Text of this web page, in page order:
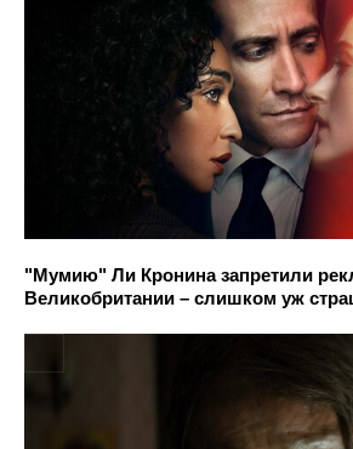
"Мумию" Ли Кронина запретили
Великобритании – слишком уж